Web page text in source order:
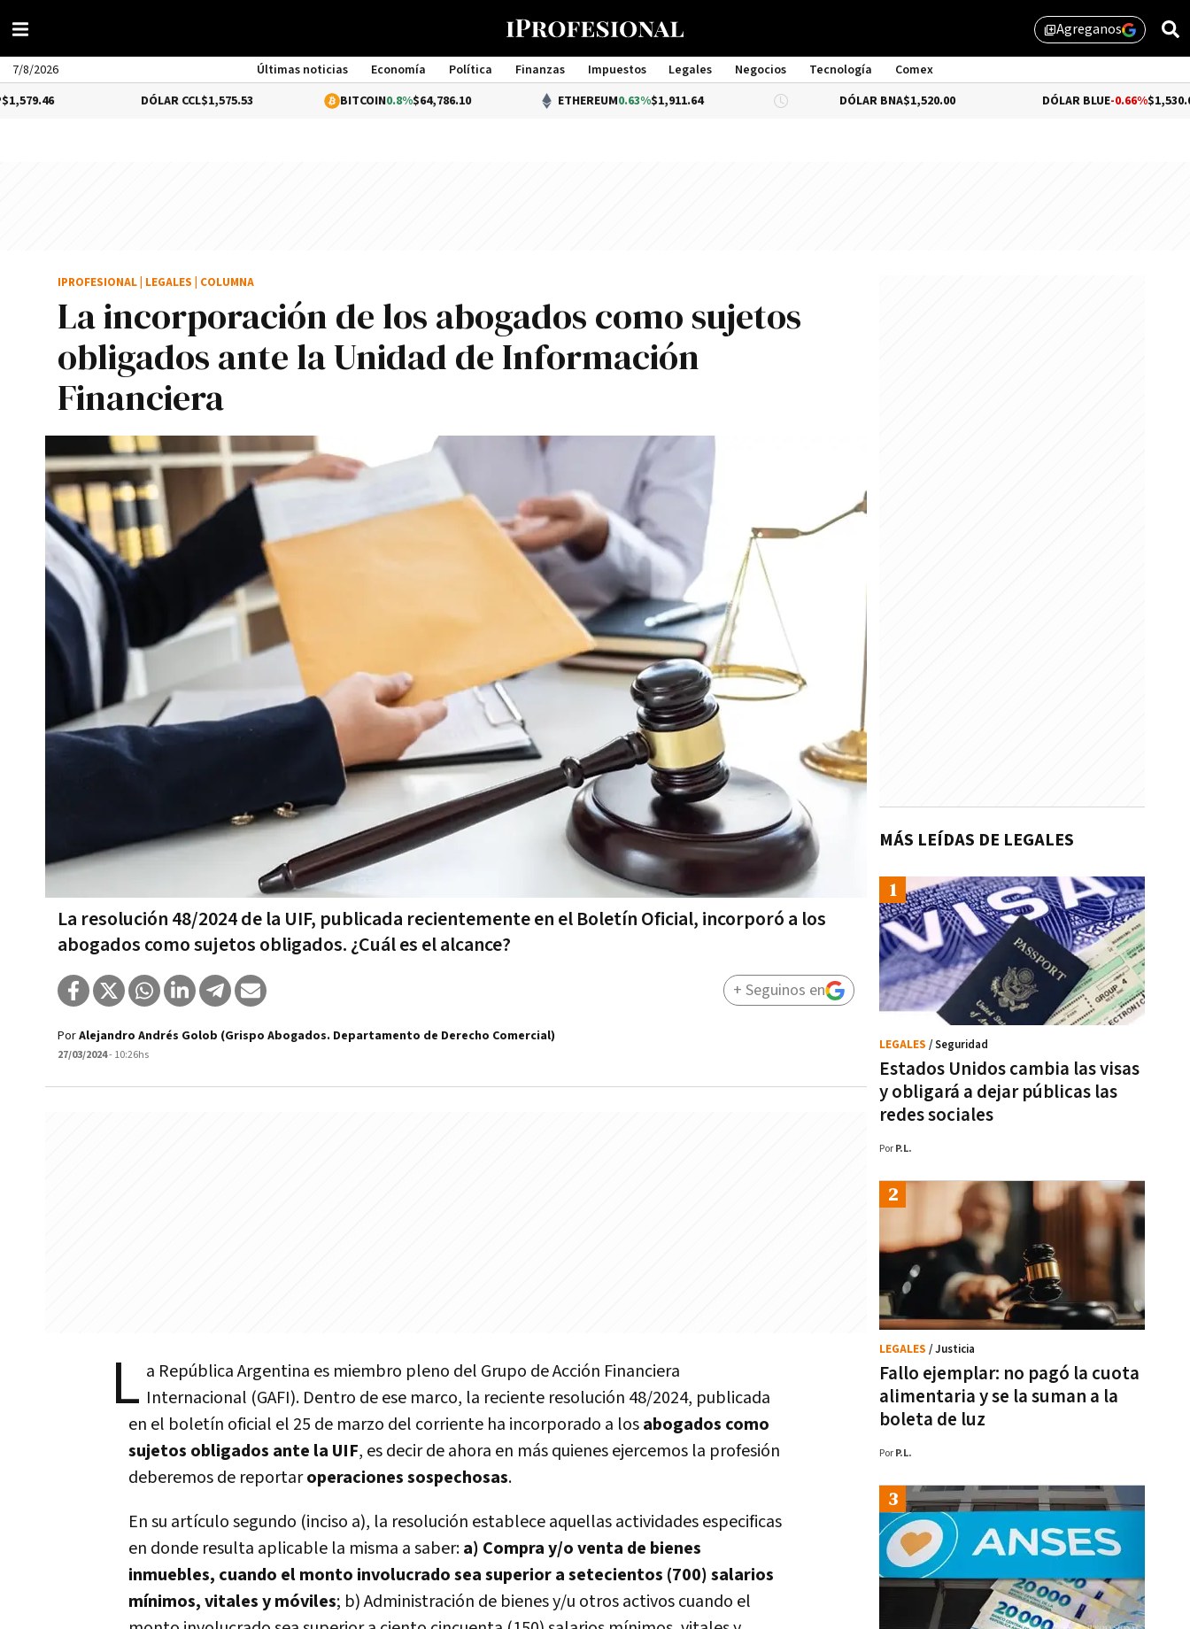
library_addAgreganos
7/8/2026 Últimas noticias Economía Política Finanzas Impuestos Legales Negocios Tecnología
Comex
Management
DÓLAR CCL$1,575.53 BITCOIN0.8%$64,786.10 ETHEREUM0.63%$1,911.64 DÓLAR BNA$1,520.00 DÓLAR BLUE-0.66%$1,530.00
La incorporación de los abogados como sujetos
obligados ante la Unidad de Información
Financiera
La resolución 48/2024 de la UIF, publicada recientemente en el Boletín Oficial, incorporó a los
abogados como sujetos obligados. ¿Cuál es el alcance?
IPROFESIONAL LEGALES COLUMNA
PorAlejandro Andrés Golob (Grispo Abogados. Departamento de Derecho Comercial)
27/03/2024- 10:26hs
+ Seguinos en
L a República Argentina es miembro pleno del Grupo de Acción Financiera
Internacional (GAFI). Dentro de ese marco, la reciente resolución 48/2024, publicada
en el boletín oficial el 25 de marzo del corriente ha incorporado a losabogados como
sujetos obligados ante la UIF, es decir de ahora en más quienes ejercemos la profesión
deberemos de reportaroperaciones sospechosas.
En su artículo segundo (inciso a), la resolución establece aquellas actividades especificas
en donde resulta aplicable la misma a saber:a) Compra y/o venta de bienes
inmuebles, cuando el monto involucrado sea superior a setecientos (700) salarios
mínimos, vitales y móviles; b) Administración de bienes y/u otros activos cuando el
MÁS LEÍDAS DE LEGALES
Estados Unidos cambia las visas
y obligará a dejar públicas las
redes sociales
LEGALES / Seguridad
Por P.L.
Fallo ejemplar: no pagó la cuota
alimentaria y se la suman a la
boleta de luz
LEGALES / Justicia
Por P.L.